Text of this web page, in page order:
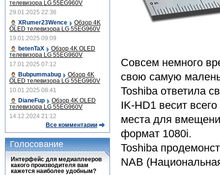
Совсем немного
свою самую
Toshiba ответила
IK-HD1 весит
места для
формат 1080i.
Toshiba
NAB
телевизора LG 55EG960V
29.01.2025 22:36
XRumer23Wence
Обзор 4K
OLED телевизора LG 55EG960V
19.01.2025 09:09
betenTaX
Обзор 4K OLED
телевизора LG 55EG960V
17.01.2025 07:12
Bubpummabug
Обзор 4K
OLED телевизора LG 55EG960V
10.01.2025 08:41
DianeFup
Обзор 4K OLED
телевизора LG 55EG960V
14.12.2024 21:12
Все комментарии
Голосование
Интерфейс для медиаплееров
какого производителя вам
кажется наиболее удобным?